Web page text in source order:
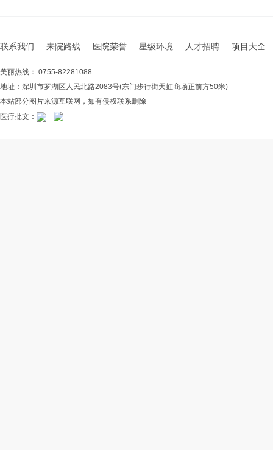
联系我们 来院路线 医院荣誉 星级环境 人才招聘 项目大全
美丽热线： 0755-82281088
地址：深圳市罗湖区人民北路2083号(东门步行街天虹商场正前方50米)
本站部分图片来源互联网，如有侵权联系删除
医疗批文：